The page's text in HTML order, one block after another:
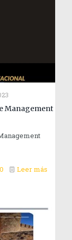
Management
0 Leer más